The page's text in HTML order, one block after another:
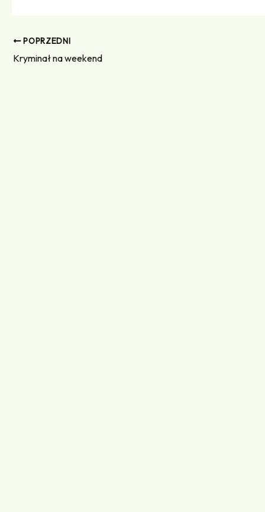
POPRZEDNI
Kryminał na weekend